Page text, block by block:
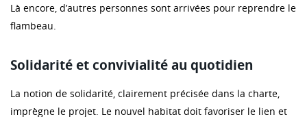
Là encore, d’autres personnes sont arrivées pour reprendre le
flambeau.
Solidarité et convivialité au quotidien
La notion de solidarité, clairement précisée dans la charte,
imprègne le projet. Le nouvel habitat doit favoriser le lien et